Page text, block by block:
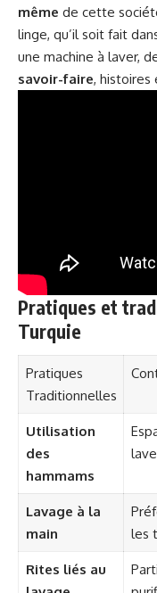
même de cette
linge, qu’il soit fait
une machine à laver,
savoir-faire, histoires
Pratiques et
Turquie
Pratiques
Traditionnelles
Utilisation
des
hammams
Lavage à la
main
les
Rites liés au